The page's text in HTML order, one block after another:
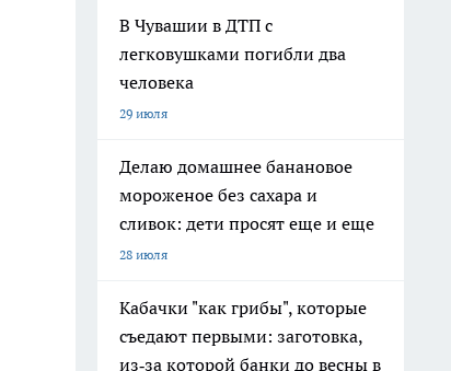
В Чувашии в ДТП с
легковушками погибли два
человека
29 июля
Делаю домашнее банановое
мороженое без сахара и
сливок: дети просят еще и еще
28 июля
Кабачки "как грибы", которые
съедают первыми: заготовка,
из‑за которой банки до весны в